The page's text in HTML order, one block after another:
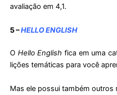
avaliação em 4,1.
5 –HELLO ENGLISH
O Hello English fica em uma
lições temáticas para você
Mas ele possui também